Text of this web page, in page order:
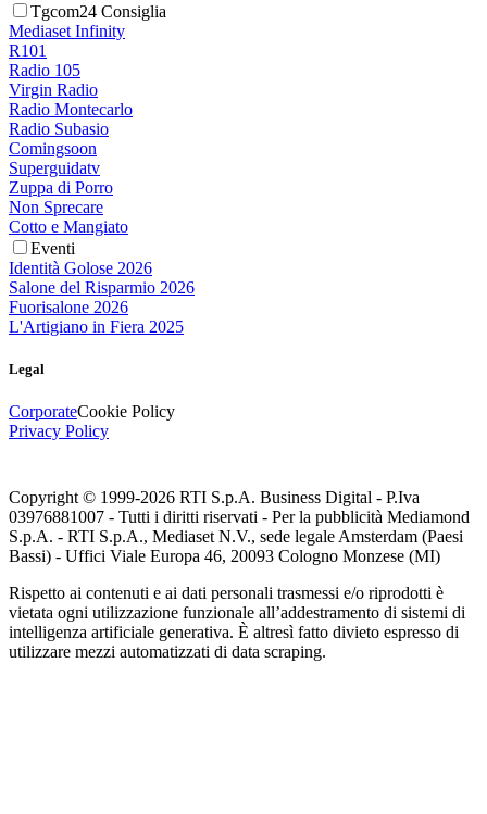
Tgcom24 Consiglia
Mediaset Infinity
R101
Radio 105
Virgin Radio
Radio Montecarlo
Radio Subasio
Comingsoon
Superguidatv
Zuppa di Porro
Non Sprecare
Cotto e Mangiato
Eventi
Identità Golose 2026
Salone del Risparmio 2026
Fuorisalone 2026
L'Artigiano in Fiera 2025
Legal
CorporateCookie Policy
Privacy Policy
Copyright © 1999-2026 RTI S.p.A. Business Digital - P.Iva
03976881007 - Tutti i diritti riservati - Per la pubblicità Mediamond
S.p.A. - RTI S.p.A., Mediaset N.V., sede legale Amsterdam (Paesi
Bassi) - Uffici Viale Europa 46, 20093 Cologno Monzese (MI)
Rispetto ai contenuti e ai dati personali trasmessi e/o riprodotti è
vietata ogni utilizzazione funzionale all’addestramento di sistemi di
intelligenza artificiale generativa. È altresì fatto divieto espresso di
utilizzare mezzi automatizzati di data scraping.